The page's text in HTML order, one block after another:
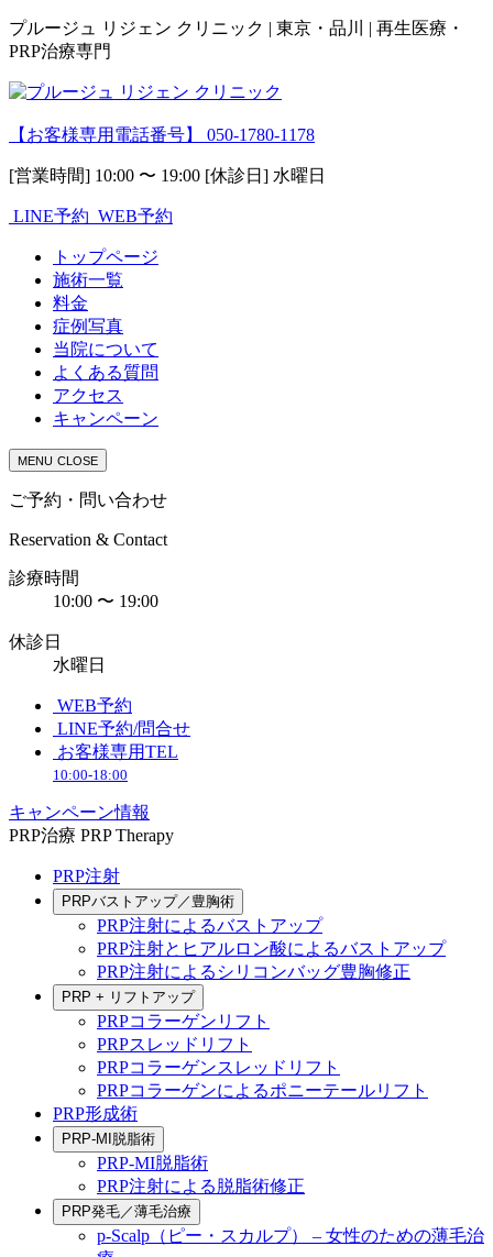
プルージュ リジェン クリニック | 東京・品川 | 再生医療・
PRP治療専門
【お客様専用電話番号】 050-1780-1178
[営業時間] 10:00 〜 19:00 [休診日] 水曜日
LINE予約 WEB予約
トップページ
施術一覧
料金
症例写真
当院について
よくある質問
アクセス
キャンペーン
MENU CLOSE
ご予約・問い合わせ
Reservation & Contact
診療時間
10:00 〜 19:00
休診日
水曜日
WEB予約
LINE予約/問合せ
お客様専用TEL
10:00-18:00
キャンペーン情報
PRP治療 PRP Therapy
PRP注射
PRPバストアップ／豊胸術
PRP注射によるバストアップ
PRP注射とヒアルロン酸によるバストアップ
PRP注射によるシリコンバッグ豊胸修正
PRP + リフトアップ
PRPコラーゲンリフト
PRPスレッドリフト
PRPコラーゲンスレッドリフト
PRPコラーゲンによるポニーテールリフト
PRP形成術
PRP-MI脱脂術
PRP-MI脱脂術
PRP注射による脱脂術修正
PRP発毛／薄毛治療
p-Scalp（ピー・スカルプ） – 女性のための薄毛治